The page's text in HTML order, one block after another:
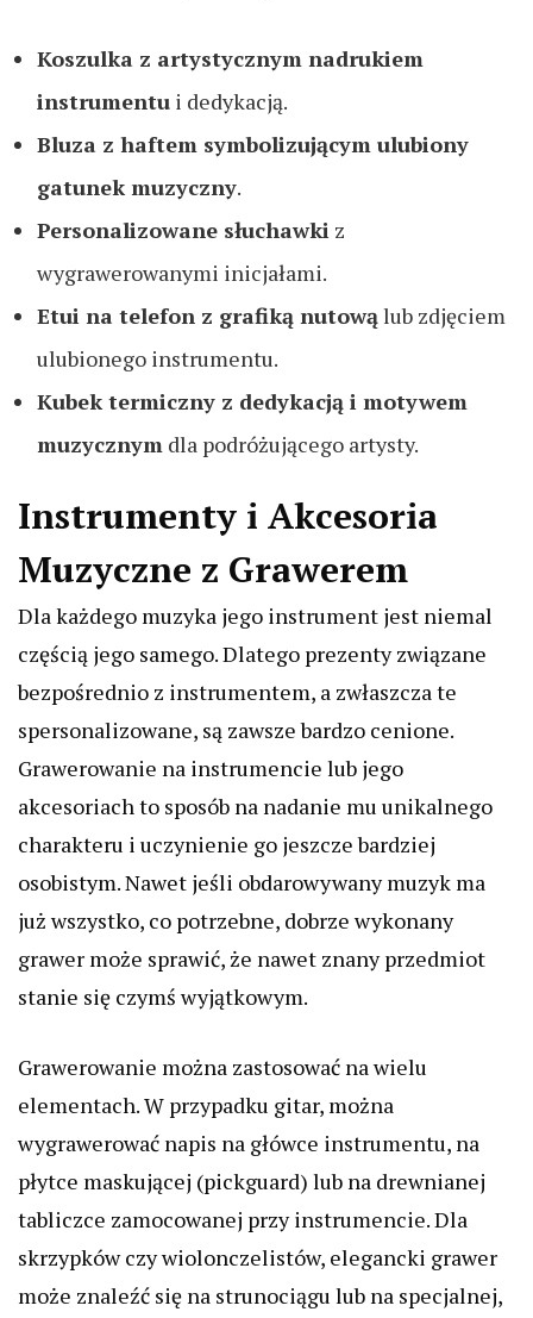
Koszulka z artystycznym nadrukiem
instrumentu i dedykacją.
Bluza z haftem symbolizującym ulubiony
gatunek muzyczny.
Personalizowane słuchawki z
wygrawerowanymi inicjałami.
Etui na telefon z grafiką nutowąlub zdjęciem
ulubionego instrumentu.
Kubek termiczny z dedykacją i motywem
muzycznym dla podróżującego artysty.
Instrumenty i Akcesoria
Muzyczne z Grawerem
Dla każdego muzyka jego instrument jest niemal
częścią jego samego. Dlatego prezenty związane
bezpośrednio z instrumentem, a zwłaszcza te
spersonalizowane, są zawsze bardzo cenione.
Grawerowanie na instrumencie lub jego
akcesoriach to sposób na nadanie mu unikalnego
charakteru i uczynienie go jeszcze bardziej
osobistym. Nawet jeśli obdarowywany muzyk ma
już wszystko, co potrzebne, dobrze wykonany
grawer może sprawić, że nawet znany przedmiot
stanie się czymś wyjątkowym.
Grawerowanie można zastosować na wielu
elementach. W przypadku gitar, można
wygrawerować napis na główce instrumentu, na
płytce maskującej (pickguard) lub na drewnianej
tabliczce zamocowanej przy instrumencie. Dla
skrzypków czy wiolonczelistów, elegancki grawer
może znaleźć się na strunociągu lub na specjalnej,